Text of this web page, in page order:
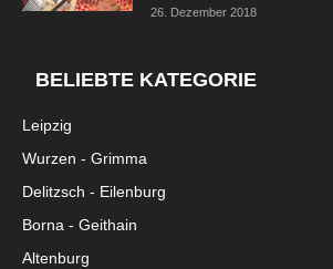
26. Dezember 2018
BELIEBTE KATEGORIE
Leipzig
Wurzen - Grimma
Delitzsch - Eilenburg
Borna - Geithain
Altenburg